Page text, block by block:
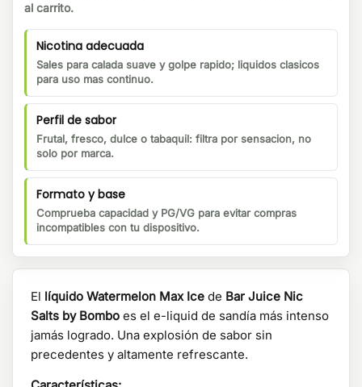
al carrito.
Nicotina adecuada
Sales para calada suave y golpe rapido; liquidos clasicos
para uso mas continuo.
Perfil de sabor
Frutal, fresco, dulce o tabaquil: filtra por sensacion, no
solo por marca.
Formato y base
Comprueba capacidad y PG/VG para evitar compras
incompatibles con tu dispositivo.
El líquido Watermelon Max Ice de Bar Juice Nic
Salts by Bombo es el e-liquid de sandía más intenso
jamás logrado. Una explosión de sabor sin
precedentes y altamente refrescante.